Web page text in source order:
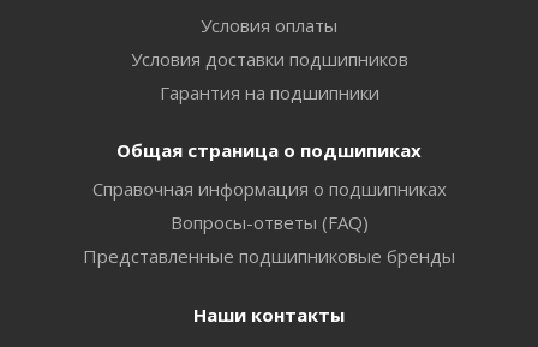
Условия оплаты
Условия доставки подшипников
Гарантия на подшипники
Общая страница о подшипиках
Справочная информация о подшипниках
Вопросы-ответы (FAQ)
Представленные подшипниковые бренды
Наши контакты